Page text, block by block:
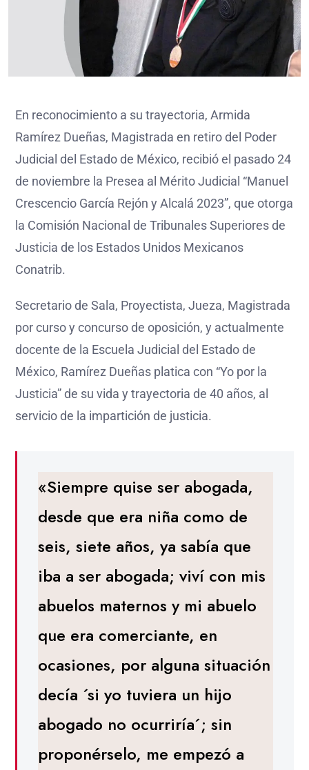
En reconocimiento a su trayectoria, Armida
Ramírez Dueñas, Magistrada en retiro del Poder
Judicial del Estado de México, recibió el pasado 24
de noviembre la Presea al Mérito Judicial “Manuel
Crescencio García Rejón y Alcalá 2023”, que otorga
la Comisión Nacional de Tribunales Superiores de
Justicia de los Estados Unidos Mexicanos
Conatrib.
Secretario de Sala, Proyectista, Jueza, Magistrada
por curso y concurso de oposición, y actualmente
docente de la Escuela Judicial del Estado de
México, Ramírez Dueñas platica con “Yo por la
Justicia” de su vida y trayectoria de 40 años, al
servicio de la impartición de justicia.
«Siempre quise ser abogada,
desde que era niña como de
seis, siete años, ya sabía que
iba a ser abogada; viví con mis
abuelos maternos y mi abuelo
que era comerciante, en
ocasiones, por alguna situación
decía ´si yo tuviera un hijo
abogado no ocurriría´; sin
proponérselo, me empezó a